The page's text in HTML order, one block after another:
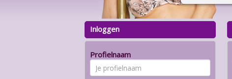
Inloggen
Profielnaam